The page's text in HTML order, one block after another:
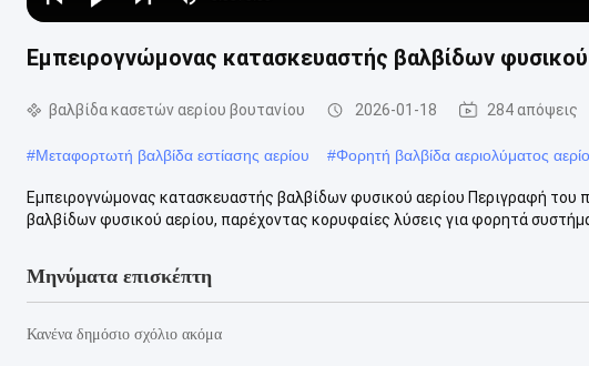
Time
Εμπειρογνώμονας κατασκευαστής βαλβίδων φυσικού
βαλβίδα κασετών αερίου βουτανίου 2026-01-18 284 απόψεις
#Μεταφορτωτή βαλβίδα εστίασης αερίου #Φορητή βαλβίδα αεριολύματος
Εμπειρογνώμονας κατασκευαστής βαλβίδων φυσικού αερίου Περιγραφή του
βαλβίδων φυσικού αερίου, παρέχοντας κορυφαίες λύσεις για φορητά
Μηνύματα επισκέπτη
Κανένα δημόσιο σχόλιο ακόμα